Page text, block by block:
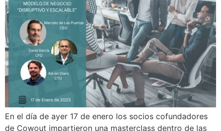
En el día de ayer 17 de enero los socios cofundadores
de Cowout impartieron una masterclass dentro de las